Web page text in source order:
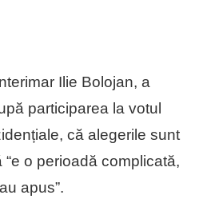
Ilie Bolojan, a
participarea la votul
că alegerile sunt
o perioadă complicată,
apus”.